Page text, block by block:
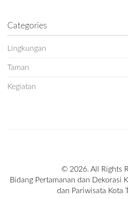
Categories
Lingkungan
Taman
Kegiatan
© 2026. All Rights
Bidang Pertamanan dan Dekorasi
dan Pariwisata Kota